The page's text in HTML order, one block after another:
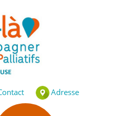
Adresse
ASP Toulouse
de Toulouse